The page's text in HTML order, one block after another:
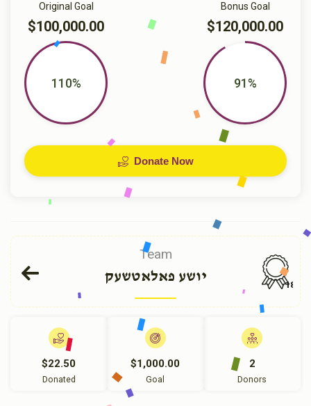
Bonus Goal
$120,000.00
91%
Original Goal
$100,000.00
110%
Donate Now
Team
יושע פאלאטשעק 185
$22.50
Donated
$1,000.00
Goal
2
Donors